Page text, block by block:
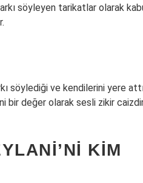
söyleyen tarikatlar olarak
söylediği ve kendilerini yere
bir değer olarak sesli zikir
KIM